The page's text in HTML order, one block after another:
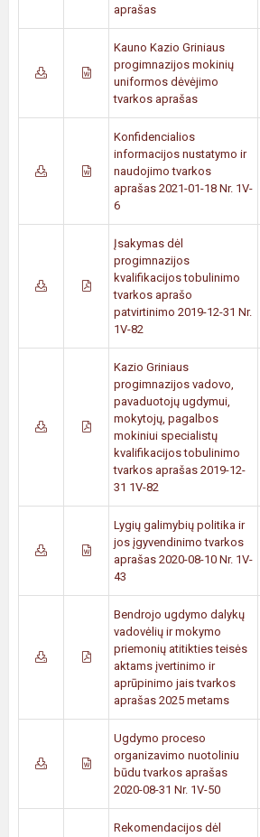
aprašas
Kauno Kazio Griniaus
progimnazijos mokinių
uniformos dėvėjimo
tvarkos aprašas
Konfidencialios
informacijos nustatymo ir
naudojimo tvarkos
aprašas 2021-01-18 Nr. 1V-
6
Įsakymas dėl
progimnazijos
kvalifikacijos tobulinimo
tvarkos aprašo
patvirtinimo 2019-12-31 Nr.
1V-82
Kazio Griniaus
progimnazijos vadovo,
pavaduotojų ugdymui,
mokytojų, pagalbos
mokiniui specialistų
kvalifikacijos tobulinimo
tvarkos aprašas 2019-12-
31 1V-82
Lygių galimybių politika ir
jos įgyvendinimo tvarkos
aprašas 2020-08-10 Nr. 1V-
43
Bendrojo ugdymo dalykų
vadovėlių ir mokymo
priemonių atitikties teisės
aktams įvertinimo ir
aprūpinimo jais tvarkos
aprašas 2025 metams
Ugdymo proceso
organizavimo nuotoliniu
būdu tvarkos aprašas
2020-08-31 Nr. 1V-50
Rekomendacijos dėl